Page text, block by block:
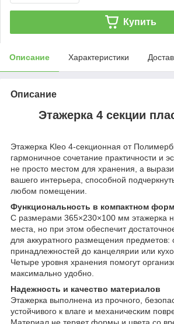
Купить
Описание Характеристики
Описание
Этажерка 4 секции
Этажерка Kleo 4-секционная от
гармоничное сочетание практичности и
не просто местом для хранения, а
вашего интерьера, способной
любом помещении.
Функциональность в компактном
С размерами 365×230×100 мм этажерка
места, но при этом обеспечит
для аккуратного размещения предметов:
принадлежностей до канцелярии или
Четыре уровня хранения помогут
максимально удобно.
Надежность и качество материалов
Этажерка выполнена из прочного,
устойчивого к влаге и механическим